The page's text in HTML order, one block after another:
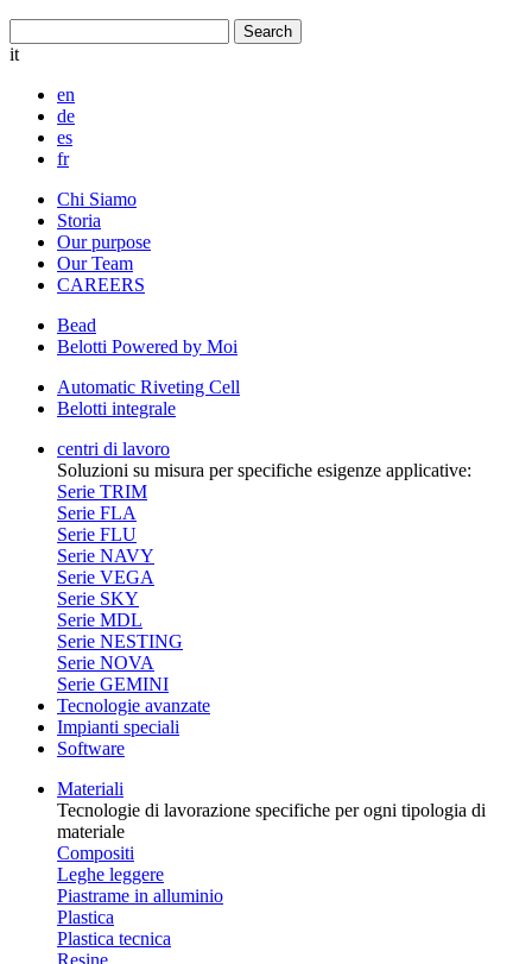
it
en
de
es
fr
Chi Siamo
Storia
Our purpose
Our Team
CAREERS
Bead
Belotti Powered by Moi
Automatic Riveting Cell
Belotti integrale
centri di lavoro
Soluzioni su misura per specifiche esigenze applicative:
Serie TRIM
Serie FLA
Serie FLU
Serie NAVY
Serie VEGA
Serie SKY
Serie MDL
Serie NESTING
Serie NOVA
Serie GEMINI
Tecnologie avanzate
Impianti speciali
Software
Materiali
Tecnologie di lavorazione specifiche per ogni tipologia di
materiale
Compositi
Leghe leggere
Piastrame in alluminio
Plastica
Plastica tecnica
Resine